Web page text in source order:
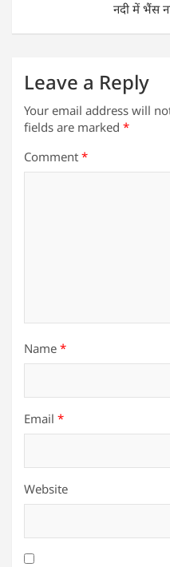
k
नदी में भैंस
Leave a Reply
Your email address will
fields are marked *
Comment *
Name *
Email *
Website